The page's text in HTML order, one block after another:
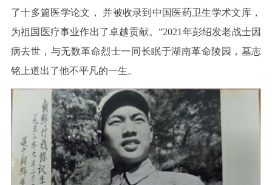
了十多篇医学论文，
并被收录到中国医药卫生学术文库，
为祖国医疗事业作出了卓越贡献。”2021年彭绍发老战士因
病去世，与无数革命烈士一同长眠于湖南革命陵园，墓志
铭上道出了他不平凡的一生。